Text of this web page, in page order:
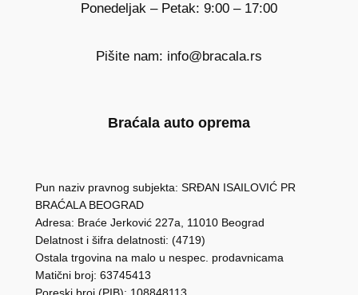
Ponedeljak – Petak: 9:00 – 17:00
Pišite nam: info@bracala.rs
Braćala auto oprema
Pun naziv pravnog subjekta: SRĐAN ISAILOVIĆ PR
BRAĆALA BEOGRAD
Adresa: Braće Jerković 227a, 11010 Beograd
Delatnost i šifra delatnosti: (4719)
Ostala trgovina na malo u nespec. prodavnicama
Matični broj: 63745413
Poreski broj (PIB): 108848113